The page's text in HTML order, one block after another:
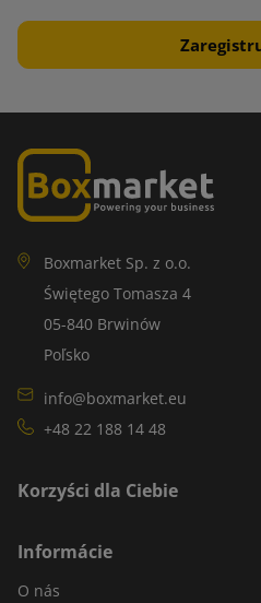
Boxmarket Sp. z o.o.
Świętego Tomasza 4
05-840 Brwinów
Poľsko
info@boxmarket.eu
+48 22 188 14 48
Korzyści dla Ciebie
Informácie
O nás